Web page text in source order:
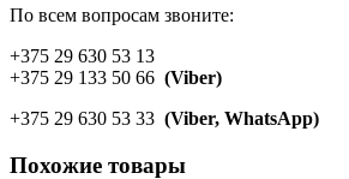
По всем вопросам звоните:
+375 29 630 53 13
+375 29 133 50 66 (Viber)
+375 29 630 53 33 (Viber, WhatsApp)
Похожие товары